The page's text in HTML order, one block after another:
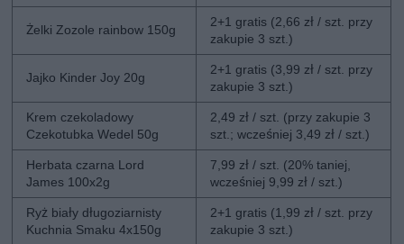
Żelki Zozole rainbow 150g
2+1 gratis (2,66 zł / szt. przy
zakupie 3 szt.)
Jajko Kinder Joy 20g
2+1 gratis (3,99 zł / szt. przy
zakupie 3 szt.)
Krem czekoladowy
Czekotubka Wedel 50g
2,49 zł / szt. (przy zakupie 3
szt.; wcześniej 3,49 zł / szt.)
Herbata czarna Lord
James 100x2g
7,99 zł / szt. (20% taniej,
wcześniej 9,99 zł / szt.)
Ryż biały długoziarnisty
Kuchnia Smaku 4x150g
2+1 gratis (1,99 zł / szt. przy
zakupie 3 szt.)